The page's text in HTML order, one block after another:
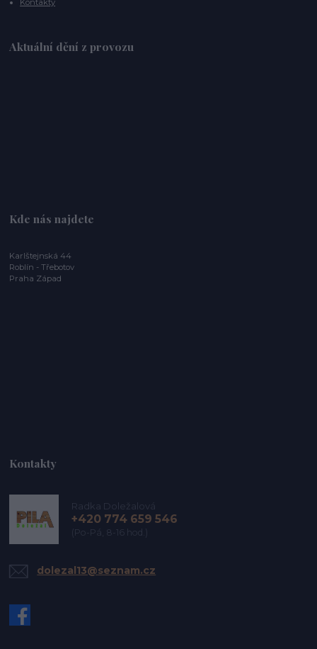
Aktuální dění z provozu
Kde nás najdete
Karlštejnská 44
Roblín - Třebotov
Praha Západ
Kontakty
Radka Doležalová
+420 774 659 546
(Po-Pá, 8-16 hod.)
dolezal13@seznam.cz